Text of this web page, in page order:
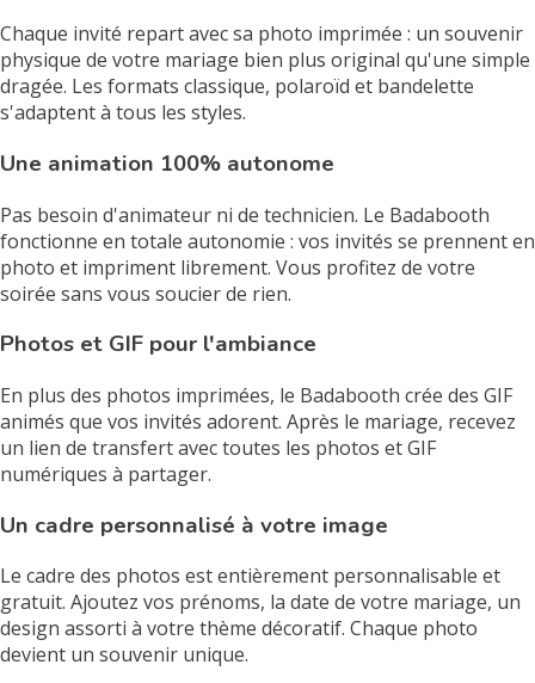
Chaque invité repart avec sa photo imprimée : un souvenir
physique de votre mariage bien plus original qu'une simple
dragée. Les formats classique, polaroïd et bandelette
s'adaptent à tous les styles.
Une animation 100% autonome
Pas besoin d'animateur ni de technicien. Le Badabooth
fonctionne en totale autonomie : vos invités se prennent en
photo et impriment librement. Vous profitez de votre
soirée sans vous soucier de rien.
Photos et GIF pour l'ambiance
En plus des photos imprimées, le Badabooth crée des GIF
animés que vos invités adorent. Après le mariage, recevez
un lien de transfert avec toutes les photos et GIF
numériques à partager.
Un cadre personnalisé à votre image
Le cadre des photos est entièrement personnalisable et
gratuit. Ajoutez vos prénoms, la date de votre mariage, un
design assorti à votre thème décoratif. Chaque photo
devient un souvenir unique.